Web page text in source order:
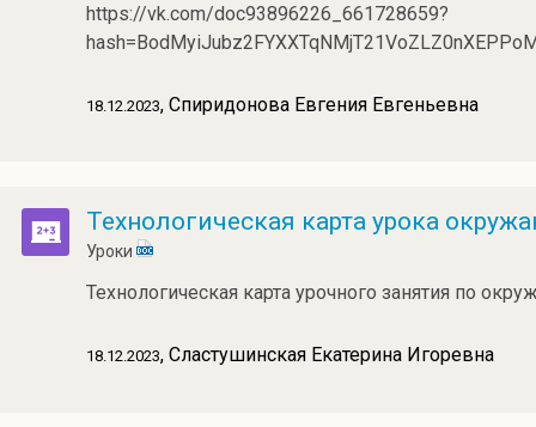
https://vk.com/doc93896226_661728659?
18.12.2023, Спиридонова Евгения Евгеньевна
Технологическая карта урока
Уроки
Технологическая карта урочного занятия по
18.12.2023, Сластушинская Екатерина Игоревна